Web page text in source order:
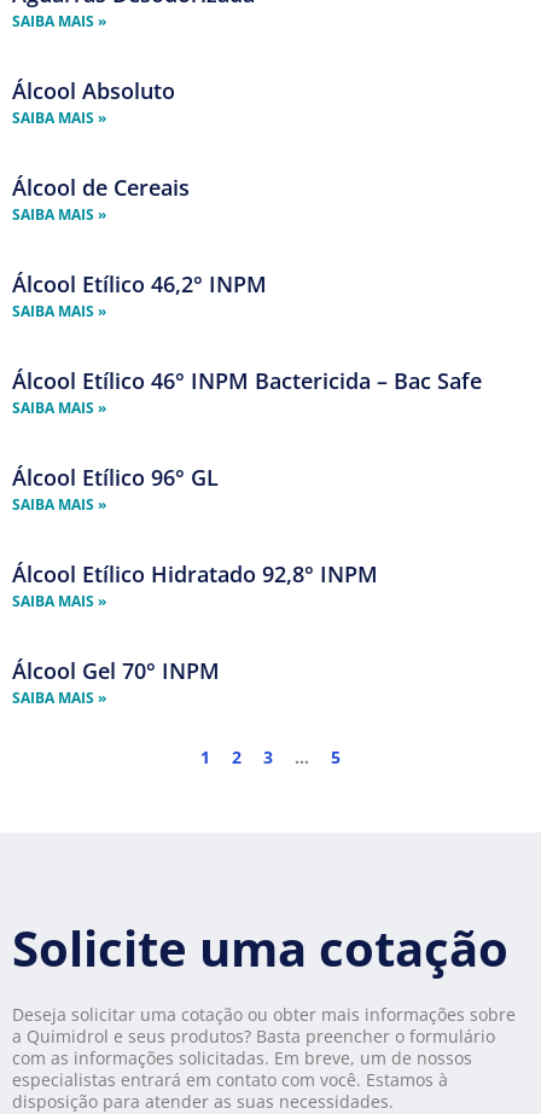
SAIBA MAIS »
Álcool Absoluto
SAIBA MAIS »
Álcool de Cereais
SAIBA MAIS »
Álcool Etílico 46,2° INPM
SAIBA MAIS »
Álcool Etílico 46° INPM Bactericida – Bac Safe
SAIBA MAIS »
Álcool Etílico 96° GL
SAIBA MAIS »
Álcool Etílico Hidratado 92,8° INPM
SAIBA MAIS »
Álcool Gel 70° INPM
SAIBA MAIS »
1 2 3 … 5
Solicite uma cotação
Deseja solicitar uma cotação ou obter mais informações sobre
a Quimidrol e seus produtos? Basta preencher o formulário
com as informações solicitadas. Em breve, um de nossos
especialistas entrará em contato com você. Estamos à
disposição para atender as suas necessidades.